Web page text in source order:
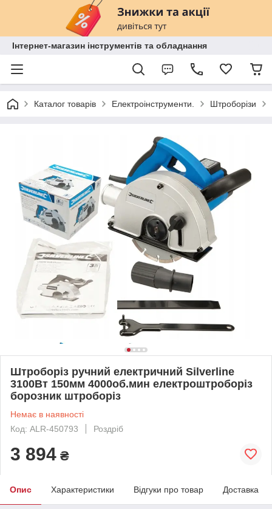
Інтернет-магазин інструментів та обладнання
Каталог товарів Електроінструменти. Штроборізи
Штроборіз ручний електричний Silverline
3100Вт 150мм 4000об.мин електроштроборіз
борозник штроборіз
Немає в наявності
Код: ALR-450793
Роздріб
3 894 ₴
Опис Характеристики Відгуки про товар Доставка